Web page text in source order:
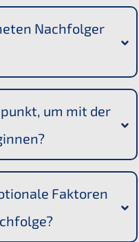
Nachfol­ger
um mit der
Fakto­ren